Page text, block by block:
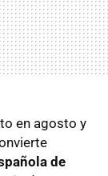
en agosto y
de